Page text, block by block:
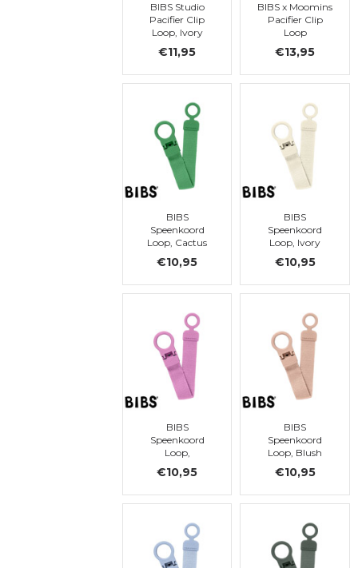
BIBS Studio
Pacifier Clip
Loop, Ivory
Polka Dots
€11,95
BIBS x Moomins
Pacifier Clip
Loop
€13,95
BIBS
Speenkoord
Loop, Cactus
€10,95
BIBS
Speenkoord
Loop, Ivory
€10,95
BIBS
Speenkoord
Loop,
€10,95
BIBS
Speenkoord
Loop, Blush
€10,95